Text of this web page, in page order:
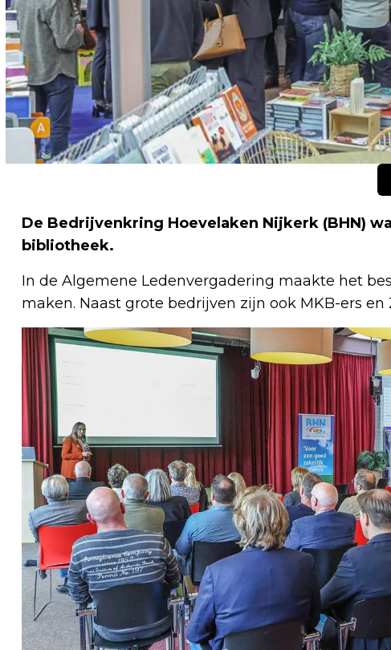
De Bedrijvenkring Hoevelaken Nijkerk (BHN)
bibliotheek.
In de Algemene Ledenvergadering maakte het
maken. Naast grote bedrijven zijn ook MKB-ers en